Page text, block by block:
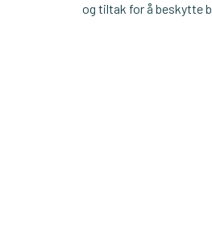
og tiltak for å beskytte